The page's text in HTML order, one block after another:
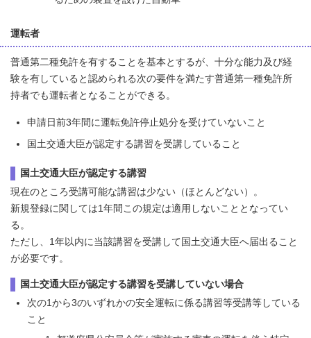
運転者
普通第二種免許を有することを基本とするが、十分な能力及び経
験を有していると認められる次の要件を満たす普通第一種免許所
持者でも運転者となることができる。
申請日前3年間に運転免許停止処分を受けていないこと
国土交通大臣が認定する講習を受講していること
国土交通大臣が認定する講習
現在のところ受講可能な講習は少ない（ほとんどない）。
新規登録に関しては1年間この規定は適用しないこととなってい
る。
ただし、1年以内に当該講習を受講して国土交通大臣へ届出ること
が必要です。
国土交通大臣が認定する講習を受講していない場合
次の1から3のいずれかの安全運転に係る講習等受講等している
こと